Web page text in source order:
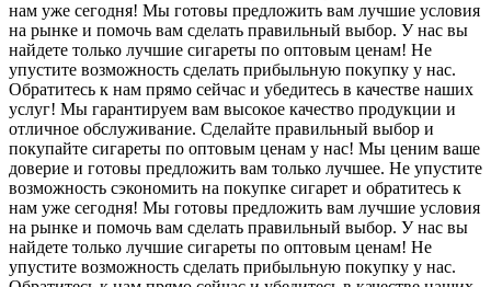
нам уже сегодня! Мы готовы предложить вам лучшие условия
на рынке и помочь вам сделать правильный выбор. У нас вы
найдете только лучшие сигареты по оптовым ценам! Не
упустите возможность сделать прибыльную покупку у нас.
Обратитесь к нам прямо сейчас и убедитесь в качестве наших
услуг! Мы гарантируем вам высокое качество продукции и
отличное обслуживание. Сделайте правильный выбор и
покупайте сигареты по оптовым ценам у нас! Мы ценим ваше
доверие и готовы предложить вам только лучшее. Не упустите
возможность сэкономить на покупке сигарет и обратитесь к
нам уже сегодня! Мы готовы предложить вам лучшие условия
на рынке и помочь вам сделать правильный выбор. У нас вы
найдете только лучшие сигареты по оптовым ценам! Не
упустите возможность сделать прибыльную покупку у нас.